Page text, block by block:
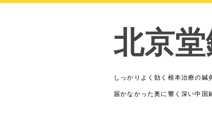
北京
しっかりよく効く根本治療の鍼
届かなかった奥に響く深い中国